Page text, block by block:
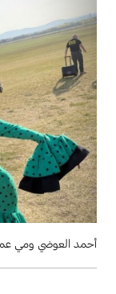
أحمد العوضي ومي